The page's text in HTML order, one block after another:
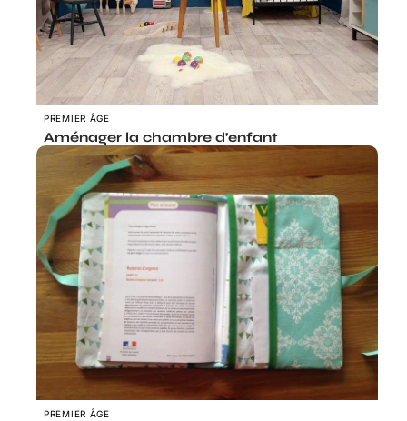
PREMIER ÂGE
Aménager la chambre d’enfant
PREMIER ÂGE